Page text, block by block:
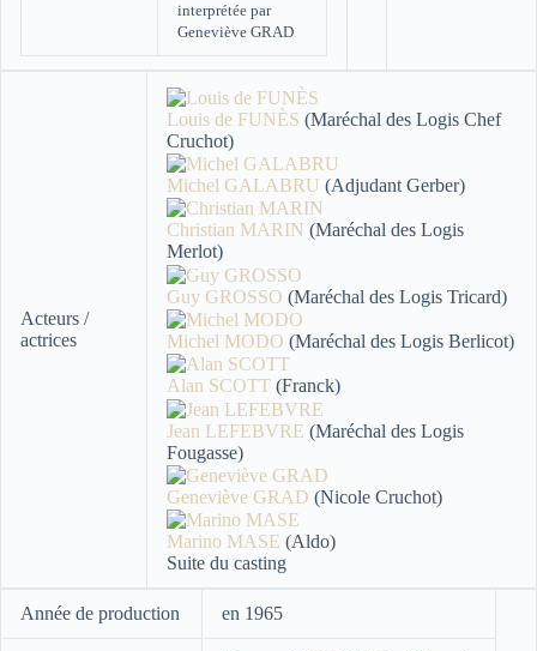
interprétée par
Geneviève GRAD
Acteurs /
actrices
Louis de FUNÈS (Maréchal des Logis Chef
Cruchot)
Michel GALABRU (Adjudant Gerber)
Christian MARIN (Maréchal des Logis
Merlot)
Guy GROSSO (Maréchal des Logis Tricard)
Michel MODO (Maréchal des Logis Berlicot)
Alan SCOTT (Franck)
Jean LEFEBVRE (Maréchal des Logis
Fougasse)
Geneviève GRAD (Nicole Cruchot)
Marino MASE (Aldo)
Suite du casting
Année de production en 1965